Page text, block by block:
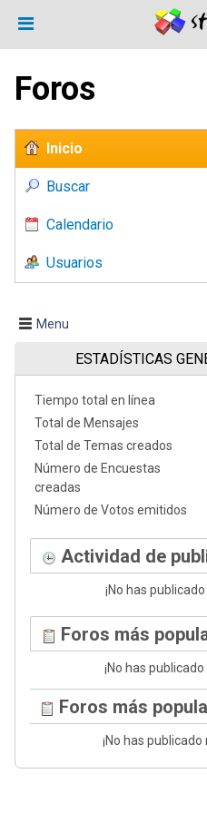
Foros
Inicio
Buscar
Calendario
Usuarios
Menu
ESTADÍSTICAS
Tiempo total en línea
Total de Mensajes
Total de Temas creados
Número de Encuestas
creadas
Número de Votos emitidos
Actividad de
¡No has
Foros más
¡No has
Foros más
¡No has